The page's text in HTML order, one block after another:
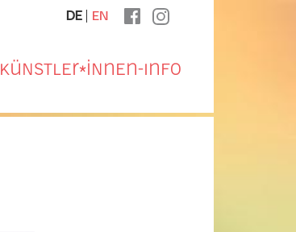
Sprachauswahl
DE EN
Künstler*innen-Info